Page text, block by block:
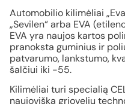
Automobilio kilimėliai
„Sevilen“ arba EVA
EVA yra naujos kartos
pranoksta guminius ir
patvarumo, lankstumo,
šalčiui iki -55.
Kilimėliai turi specialią
naujoviška griovelių